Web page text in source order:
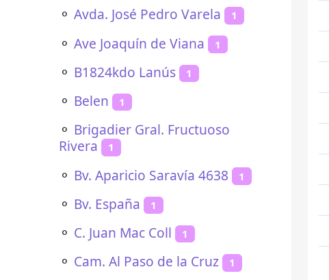
⚬ Avda. José Pedro Varela 1
⚬ Ave Joaquín de Viana 1
⚬ B1824kdo Lanús 1
⚬ Belen 1
⚬ Brigadier Gral. Fructuoso
Rivera
1
⚬ Bv. Aparicio Saravía 4638 1
⚬ Bv. España 1
⚬ C. Juan Mac Coll 1
⚬ Cam. Al Paso de la Cruz 1